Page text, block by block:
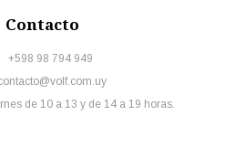
Contacto
+598 98 794 949
de 10 a 13 y de 14 a 19 horas.